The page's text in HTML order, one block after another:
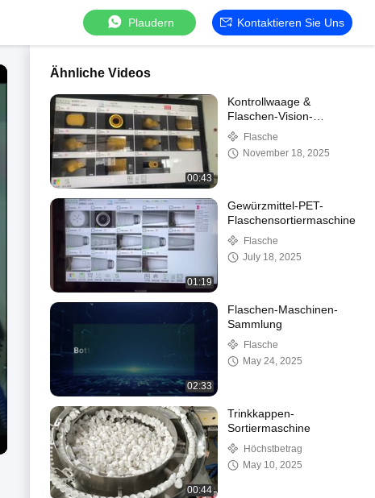
Plaudern Kontaktieren Sie Uns
Ähnliche Videos
00:43
Kontrollwaage &
Flaschen-Vision-
Maschine
Flasche
November 18, 2025
01:19
Gewürzmittel-PET-
Flaschensortiermaschine
Flasche
July 18, 2025
02:33
Flaschen-Maschinen-
Sammlung
Flasche
May 24, 2025
00:44
Trinkkappen-
Sortiermaschine
Höchstbetrag
May 10, 2025